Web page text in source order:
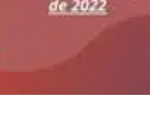
e leitura complementar,